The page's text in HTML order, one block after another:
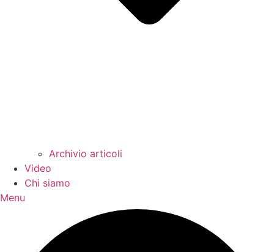
Archivio articoli
Video
Chi siamo
Menu